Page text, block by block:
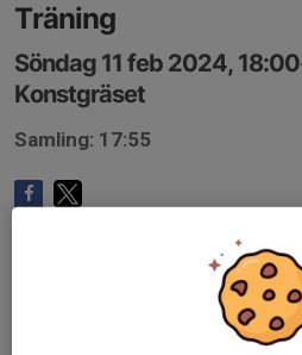
Träning
Söndag 11 feb 2024,
Konstgräset
Samling: 17:55